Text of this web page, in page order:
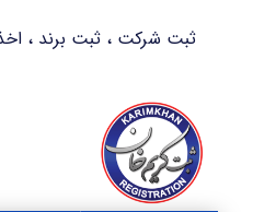
ثبت شرکت ، ثبت برند ، اخذ کارت